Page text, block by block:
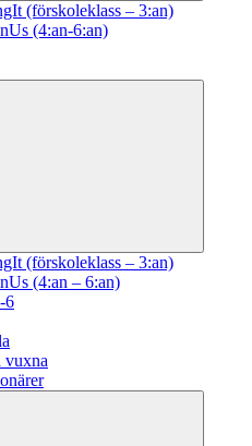
(förskoleklass – 3:an)
(4:an-6:an)
(förskoleklass – 3:an)
(4:an – 6:an)
6
vuxna